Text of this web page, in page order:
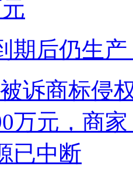
期后仍生产